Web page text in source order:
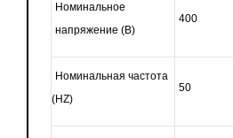
Номинальное
напряжение (В)
400
Номинальная частота
(HZ)
50